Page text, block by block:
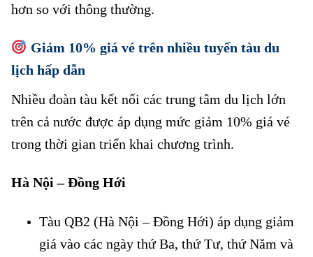
hơn so với thông thường.
Giảm 10% giá vé trên nhiều tuyến tàu du
lịch hấp dẫn
Nhiều đoàn tàu kết nối các trung tâm du lịch lớn
trên cả nước được áp dụng mức giảm 10% giá vé
trong thời gian triển khai chương trình.
Hà Nội – Đồng Hới
Tàu QB2 (Hà Nội – Đồng Hới) áp dụng giảm
giá vào các ngày thứ Ba, thứ Tư, thứ Năm và